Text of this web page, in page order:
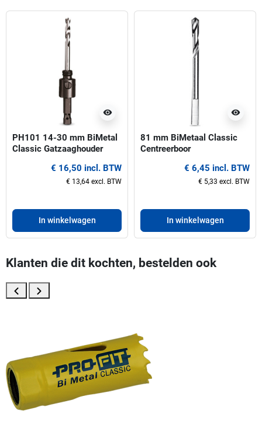
visibility
PH101 14-30 mm BiMetal
Classic Gatzaaghouder
€ 16,50 incl. BTW
€ 13,64 excl. BTW
In winkelwagen
visibility
81 mm BiMetaal Classic
Centreerboor
€ 6,45 incl. BTW
€ 5,33 excl. BTW
In winkelwagen
Klanten die dit kochten, bestelden ook